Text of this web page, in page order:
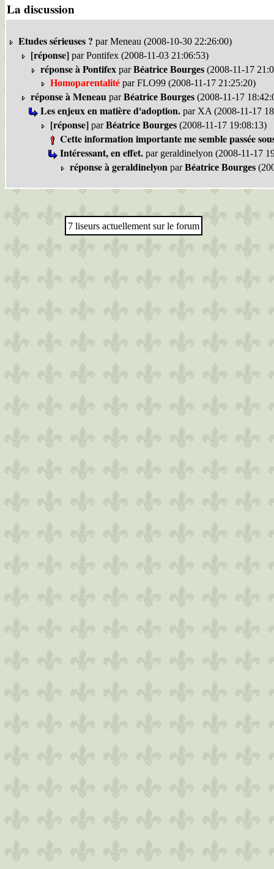
La discussion
Etudes sérieuses ? par Meneau (2008-10-30 22:26:00)
[réponse] par Pontifex (2008-11-03 21:06:53)
réponse à Pontifex parBéatrice Bourges (2008-11-17
Homoparentalité par FLO99 (2008-11-17 21:25:20)
réponse à Meneau parBéatrice Bourges (2008-11-17
Les enjeux en matière d'adoption. par XA (2008-11-17
[réponse] parBéatrice Bourges (2008-11-17 19:08:13)
Cette information importante me semble passée
Intéressant, en effet. par geraldinelyon (2008-11-17
réponse à geraldinelyon parBéatrice Bourges
7 liseurs actuellement sur le forum